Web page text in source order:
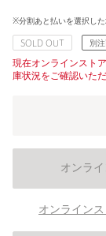
※分割あと払いを選択した
SOLD OUT 別
現在オンラインスト
庫状況をご確認いた
オンラ
オンライン